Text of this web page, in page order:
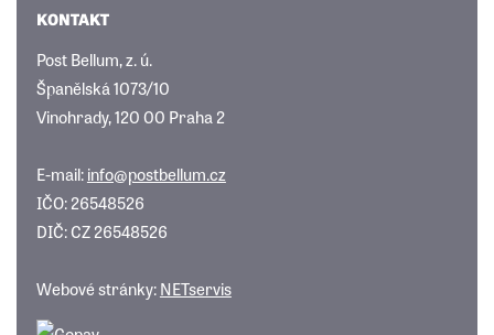
KONTAKT
Post Bellum, z. ú.
Španělská 1073/10
Vinohrady, 120 00 Praha 2
E-mail:info@postbellum.cz
IČO: 26548526
DIČ: CZ 26548526
Webové stránky:NETservis